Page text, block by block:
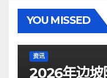
YOU MISSED
资讯
2026年边坡